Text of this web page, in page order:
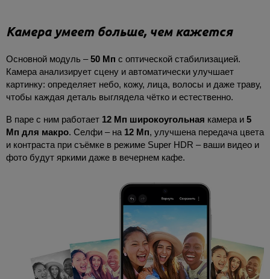
Камера умеет больше, чем кажется
Основной модуль –50 Мп с оптической стабилизацией.
Камера анализирует сцену и автоматически улучшает
картинку: определяет небо, кожу, лица, волосы и даже траву,
чтобы каждая деталь выглядела чётко и естественно.
В паре с ним работает 12 Мп широкоугольная камера и 5
Мп для макро. Селфи – на 12 Мп, улучшена передача цвета
и контраста при съёмке в режиме Super HDR – ваши видео и
фото будут яркими даже в вечернем кафе.